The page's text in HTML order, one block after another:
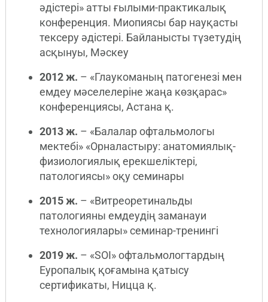
әдістері» атты ғылыми-практикалық
конференция. Миопиясы бар науқасты
тексеру әдістері. Байланысты түзетудің
асқынуы, Мәскеу
2012 ж. – «Глаукоманың патогенезі мен
емдеу мәселелеріне жаңа көзқарас»
конференциясы, Астана қ.
2013 ж. – «Балалар офтальмологы
мектебі» «Орналастыру: анатомиялық-
физиологиялық ерекшеліктері,
патологиясы» оқу семинары
2015 ж. – «Витреоретинальды
патологияны емдеудің заманауи
технологиялары» семинар-тренингі
2019 ж. – «SOI» офтальмологтардың
Еуропалық қоғамына қатысу
сертификаты, Ницца қ.